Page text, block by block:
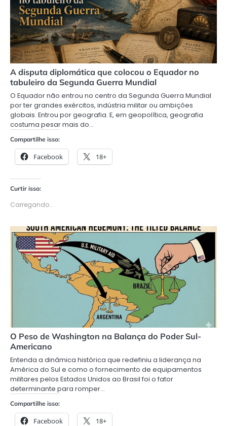
A disputa diplomática que colocou o Equador no
tabuleiro da Segunda Guerra Mundial
O Equador não entrou no centro da Segunda Guerra Mundial
por ter grandes exércitos, indústria militar ou ambições
globais. Entrou por geografia. E, em geopolítica, geografia
costuma pesar mais do…
Compartilhe isso:
Facebook 18+
Curtir isso:
Carregando...
O Peso de Washington na Balança do Poder Sul-
Americano
Entenda a dinâmica histórica que redefiniu a liderança na
América do Sul e como o fornecimento de equipamentos
militares pelos Estados Unidos ao Brasil foi o fator
determinante para romper…
Compartilhe isso:
Facebook 18+